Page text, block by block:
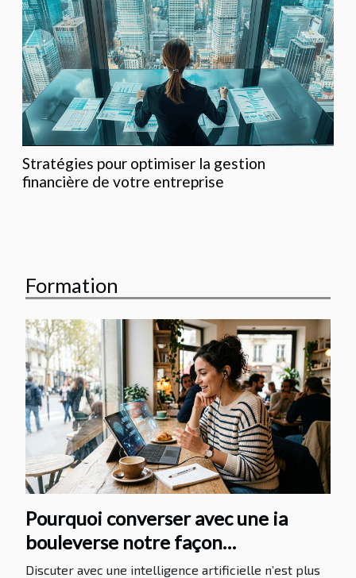
Stratégies pour optimiser la gestion
financière de votre entreprise
Formation
Pourquoi converser avec une ia
bouleverse notre façon
d'apprendre
Discuter avec une intelligence artificielle n’est plus